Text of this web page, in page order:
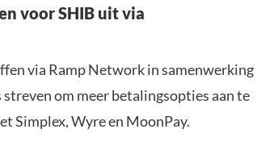
voor SHIB uit via
via Ramp Network in samenwerking
om meer betalingsopties aan te
Simplex, Wyre en MoonPay.